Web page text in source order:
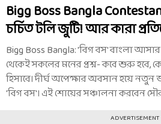
Bigg Boss Bangla
চর্চিত টলি জুটি! আর কারা
Bigg Boss Bangla: 'বিগ বস' বাংলা
থেকেই সকলের মনের প্রশ্ন- কবে শুরু হবে,
হিসাবে। দীর্ঘ অপেক্ষার অবসান হয়ে
'বিগ বস'। এই শোয়ের সঞ্চালনা করবেন
ADVERTISEMENT